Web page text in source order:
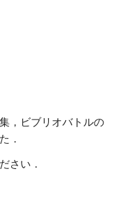
，ビブリオバトルの
．
さい．